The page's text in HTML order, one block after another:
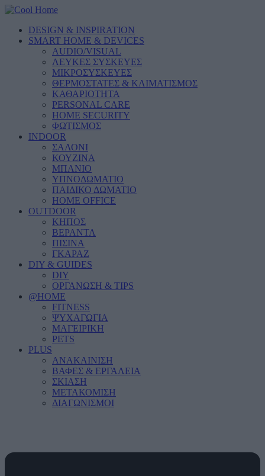
DESIGN & INSPIRATION
SMART HOME & DEVICES
AUDIO/VISUAL
ΛΕΥΚΕΣ ΣΥΣΚΕΥΕΣ
ΜΙΚΡΟΣΥΣΚΕΥΕΣ
ΘΕΡΜΟΣΤΑΤΕΣ & ΚΛΙΜΑΤΙΣΜΟΣ
ΚΑΘΑΡΙΟΤΗΤΑ
PERSONAL CARE
HOME SECURITY
ΦΩΤΙΣΜΟΣ
INDOOR
ΣΑΛΟΝΙ
ΚΟΥΖΙΝΑ
ΜΠΑΝΙΟ
ΥΠΝΟΔΩΜΑΤΙΟ
ΠΑΙΔΙΚΟ ΔΩΜΑΤΙΟ
HOME OFFICE
OUTDOOR
ΚΗΠΟΣ
ΒΕΡΑΝΤΑ
ΠΙΣΙΝΑ
ΓΚΑΡΑΖ
DIY & GUIDES
DIY
ΟΡΓΑΝΩΣΗ & TIPS
@HOME
FITNESS
ΨΥΧΑΓΩΓΙΑ
ΜΑΓΕΙΡΙΚΗ
PETS
PLUS
ΑΝΑΚΑΙΝΙΣΗ
ΒΑΦΕΣ & ΕΡΓΑΛΕΙΑ
ΣΚΙΑΣΗ
ΜΕΤΑΚΟΜΙΣΗ
ΔΙΑΓΩΝΙΣΜΟΙ